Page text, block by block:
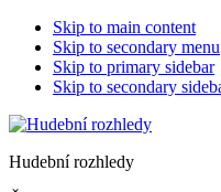
Skip to main content
Skip to secondary menu
Skip to primary sidebar
Skip to secondary
Hudební rozhledy